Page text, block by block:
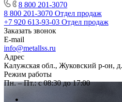
8 800 201-3070
8 800 201-3070 Отдел продаж
+7 920 613-93-03 Отдел продаж
Заказать звонок
E-mail
info@metallss.ru
Адрес
Калужская обл., Жуковский р-он,
Режим работы
Пн. – Пт.: с 08:30 до 17:00